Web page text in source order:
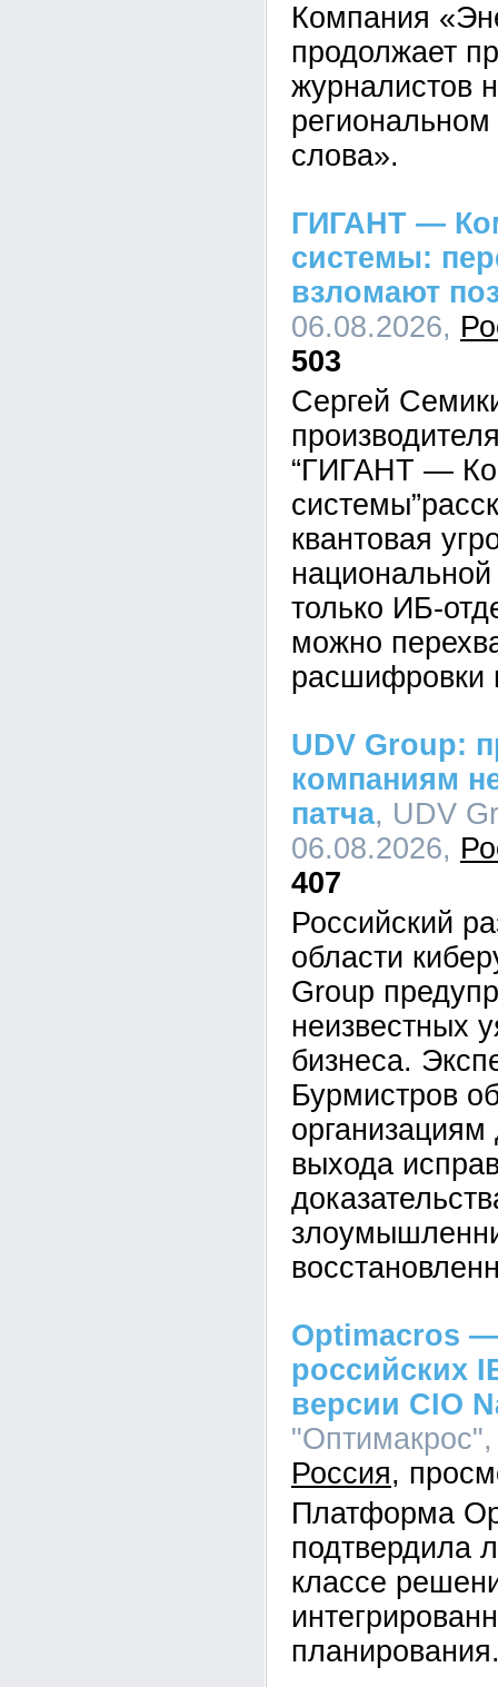
Компания
продолжает
журналистов
слова».
ГИГАНТ —
системы:
взломают
06.08.2026,
503
Сергей
“ГИГАНТ —
квантовая
только ИБ-
можно
расшифровки
UDV Group:
компаниям
патча, UDV
06.08.2026,
407
Российский
области
Group
неизвестных
бизнеса.
Бурмистров
организациям
выхода
Optimacros —
российских
версии CIO
Россия
Платформа
подтвердила
классе